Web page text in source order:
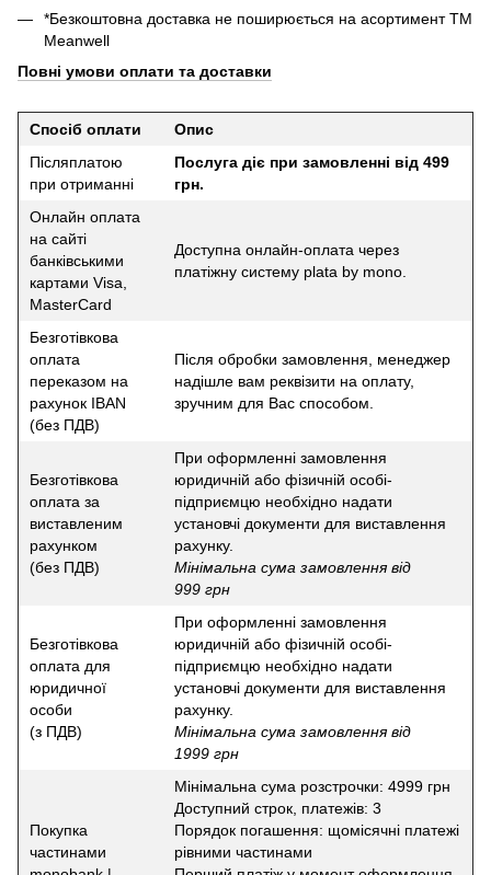
*Безкоштовна доставка не поширюється на асортимент ТМ
Meanwell
Повні умови оплати та доставки
Спосіб оплати
Опис
Післяплатою
при отриманні
Послуга діє при замовленні від 499
грн.
Онлайн оплата
на сайті
банківськими
картами Visa,
MasterCard
Доступна онлайн-оплата через
платіжну систему plata by mono.
Безготівкова
оплата
переказом на
рахунок IBAN
(без ПДВ)
Після обробки замовлення, менеджер
надішле вам реквізити на оплату,
зручним для Вас способом.
Безготівкова
оплата за
виставленим
рахунком
(без ПДВ)
При оформленні замовлення
юридичній або фізичній особі-
підприємцю необхідно надати
установчі документи для виставлення
рахунку.
Мінімальна сума замовлення від
999 грн
Безготівкова
оплата для
юридичної
особи
(з ПДВ)
При оформленні замовлення
юридичній або фізичній особі-
підприємцю необхідно надати
установчі документи для виставлення
рахунку.
Мінімальна сума замовлення від
1999 грн
Покупка
частинами
Мінімальна сума розстрочки: 4999 грн
Доступний строк, платежів: 3
Порядок погашення: щомісячні платежі
рівними частинами